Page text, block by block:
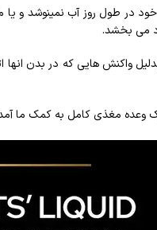
در طول روز آب نمینوشد و یا
می بخشد.
واکنش هایی که در بدن انها
وعده مغذی کامل به کمک ما